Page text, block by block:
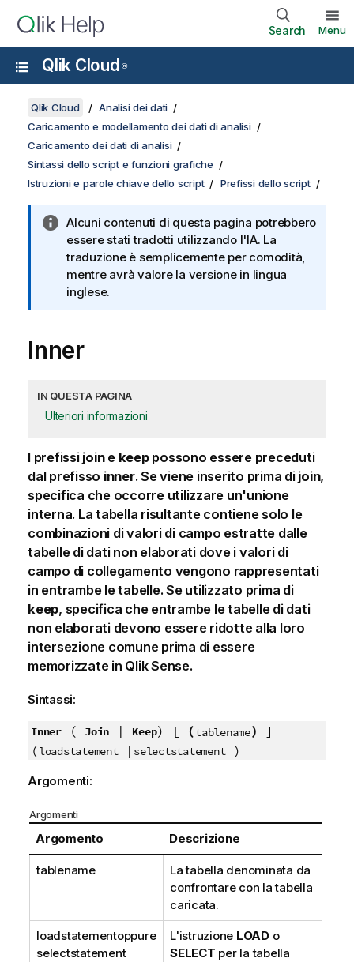
Search Menu
Qlik Cloud ®
Qlik Cloud
Analisi dei dati
Caricamento e modellamento dei dati di analisi
Caricamento dei dati di analisi
Sintassi dello script e funzioni grafiche
Istruzioni e parole chiave dello script
Prefissi dello script
Alcuni contenuti di questa pagina potrebbero
essere stati tradotti utilizzando l'IA. La
traduzione è semplicemente per comodità,
mentre avrà valore la versione in lingua
inglese.
Inner
IN QUESTA PAGINA
Ulteriori informazioni
I prefissi joine keeppossono essere preceduti
dal prefisso inner. Se viene inserito prima di join,
specifica che occorre utilizzare un'unione
interna. La tabella risultante contiene solo le
combinazioni di valori di campo estratte dalle
tabelle di dati non elaborati dove i valori di
campo di collegamento vengono rappresentati
in entrambe le tabelle. Se utilizzato prima di
keep, specifica che entrambe le tabelle di dati
non elaborati devono essere ridotte alla loro
intersezione comune prima di essere
memorizzate in Qlik Sense.
Sintassi:
Inner( Join | Keep) [ (tablename)
]
(loadstatement| selectstatement)
Argomenti:
Argomenti
Argomento Descrizione
tablename
La tabella denominata da
confrontare con la tabella
caricata.
loadstatementoppure
selectstatement
L'istruzione LOADo
SELECT per la tabella